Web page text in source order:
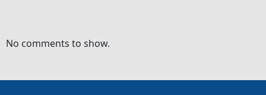
No comments to show.